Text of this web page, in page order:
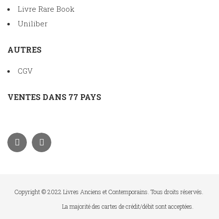
Livre Rare Book
Uniliber
AUTRES
CGV
VENTES DANS 77 PAYS
Copyright © 2022 Livres Anciens et Contemporains. Tous droits réservés.
La majorité des cartes de crédit/débit sont acceptées.